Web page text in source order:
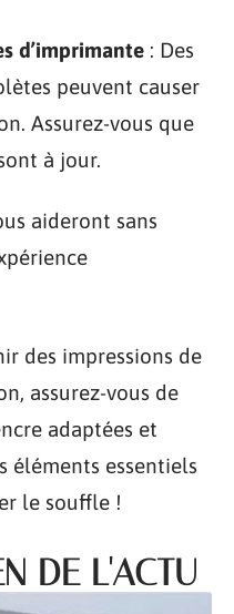
d’imprimante : Des
peuvent causer
Assurez-vous que
à jour.
aideront sans
des impressions de
assurez-vous de
adaptées et
éléments essentiels
le souffle !
DE L'ACTU